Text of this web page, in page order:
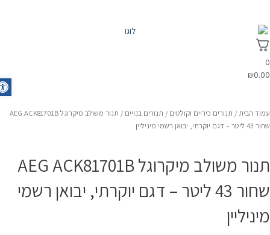
₪
הבית/תנורים כיריים וקולטים/תנורים בנויים
/ תנור משולב מיקרוגל AEG ACK81701B
דגם יוקרתי, יבואן רשמי מיניליין
תנור משולב מיקרוגל AEG ACK81701B
שחור 43 ליטר – דגם יוקרתי, יבואן רשמי